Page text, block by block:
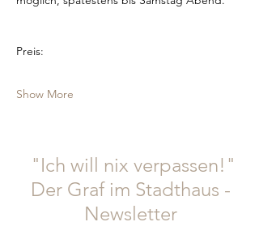
Preis:
Show More
"Ich will nix verpassen!"
Der Graf im Stadthaus -
Newsletter